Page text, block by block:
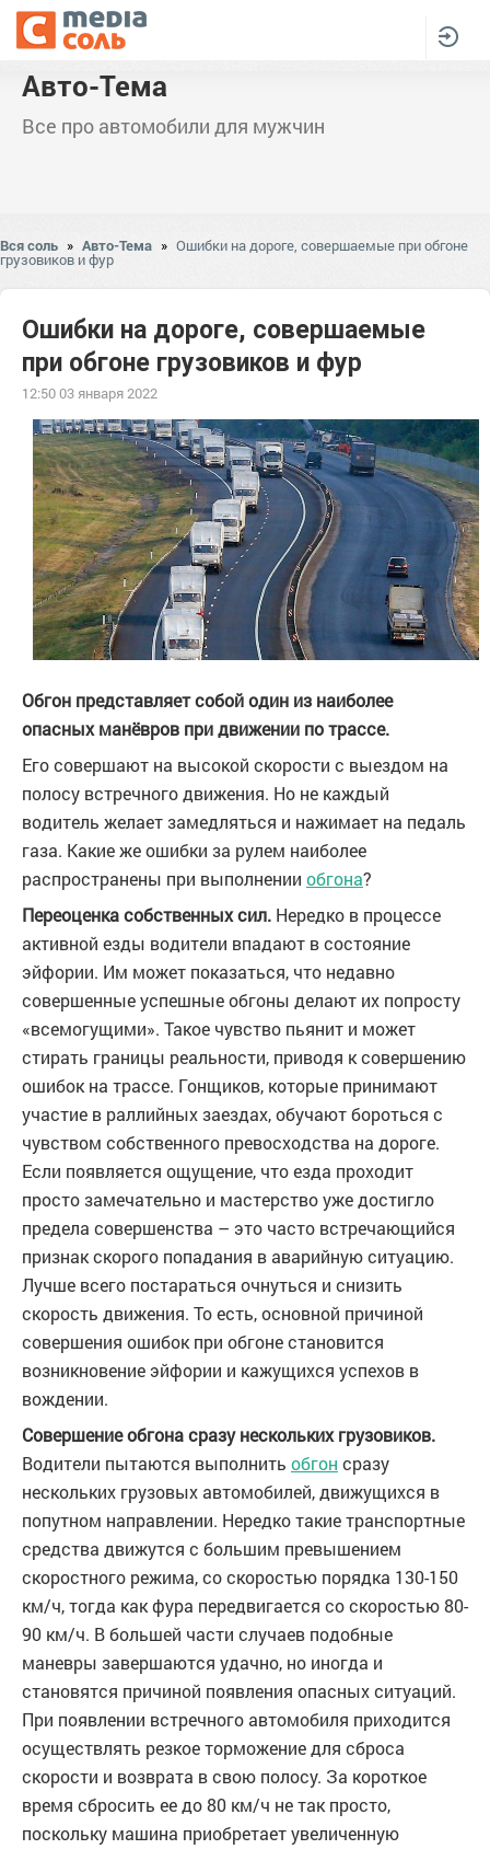
Авто-Тема
Все про автомобили для мужчин
Вся соль » Авто-Тема » Ошибки на дороге, совершаемые при обгоне
грузовиков и фур
Ошибки на дороге, совершаемые
при обгоне грузовиков и фур
12:50 03 января 2022
Обгон представляет собой один из наиболее
опасных манёвров при движении по трассе.
Его совершают на высокой скорости с выездом на
полосу встречного движения. Но не каждый
водитель желает замедляться и нажимает на педаль
газа. Какие же ошибки за рулем наиболее
распространены при выполнении обгона?
Переоценка собственных сил. Нередко в процессе
активной езды водители впадают в состояние
эйфории. Им может показаться, что недавно
совершенные успешные обгоны делают их попросту
«всемогущими». Такое чувство пьянит и может
стирать границы реальности, приводя к совершению
ошибок на трассе. Гонщиков, которые принимают
участие в раллийных заездах, обучают бороться с
чувством собственного превосходства на дороге.
Если появляется ощущение, что езда проходит
просто замечательно и мастерство уже достигло
предела совершенства – это часто встречающийся
признак скорого попадания в аварийную ситуацию.
Лучше всего постараться очнуться и снизить
скорость движения. То есть, основной причиной
совершения ошибок при обгоне становится
возникновение эйфории и кажущихся успехов в
вождении.
Совершение обгона сразу нескольких грузовиков.
Водители пытаются выполнить обгон сразу
нескольких грузовых автомобилей, движущихся в
попутном направлении. Нередко такие транспортные
средства движутся с большим превышением
скоростного режима, со скоростью порядка 130-150
км/ч, тогда как фура передвигается со скоростью 80-
90 км/ч. В большей части случаев подобные
маневры завершаются удачно, но иногда и
становятся причиной появления опасных ситуаций.
При появлении встречного автомобиля приходится
осуществлять резкое торможение для сброса
скорости и возврата в свою полосу. За короткое
время сбросить ее до 80 км/ч не так просто,
поскольку машина приобретает увеличенную